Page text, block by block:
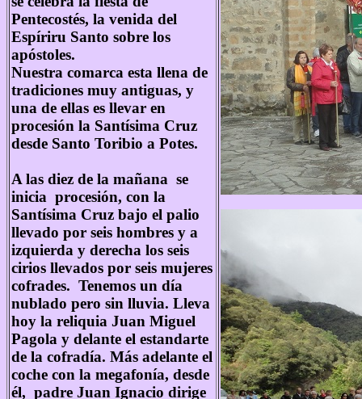
Pentecostés, la venida del
Espíriru Santo sobre los
apóstoles.
Nuestra comarca esta llena de
tradiciones muy antiguas, y
una de ellas es llevar en
procesión la Santísima Cruz
desde Santo Toribio a Potes.
A las diez de la mañana se
inicia procesión, con la
Santísima Cruz bajo el palio
llevado por seis hombres y a
izquierda y derecha los seis
cirios llevados por seis mujeres
cofrades. Tenemos un día
nublado pero sin lluvia. Lleva
hoy la reliquia Juan Miguel
Pagola y delante el estandarte
de la cofradía. Más adelante el
coche con la megafonía, desde
él, padre Juan Ignacio dirige